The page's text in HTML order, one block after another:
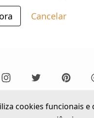
cookies funcionais e
Cancelar
Newsletter